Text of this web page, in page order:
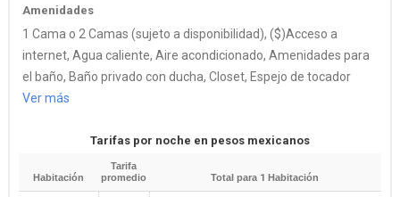
Amenidades
1 Cama o 2 Camas (sujeto a disponibilidad), ($)Acceso a
internet, Agua caliente, Aire acondicionado, Amenidades para
el baño, Baño privado con ducha, Closet, Espejo de tocador
Ver más
Tarifas por noche en pesos mexicanos
Habitación
Tarifa
promedio
Total para 1 Habitación